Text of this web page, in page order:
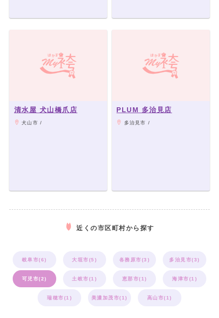
清水屋 犬山橋爪店
犬山市 /
PLUM 多治見店
多治見市 /
近くの市区町村から探す
岐阜市(6) 大垣市(5) 各務原市(3) 多治見市(3)
可児市(2) 土岐市(1) 恵那市(1) 海津市(1)
瑞穂市(1) 美濃加茂市(1) 高山市(1)